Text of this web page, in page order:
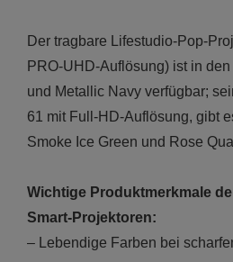
Der tragbare Lifestudio-Pop-
PRO-UHD-Auflösung) ist in
und Metallic Navy verfügbar;
61 mit Full-HD-Auflösung, gibt
Smoke Ice Green und Rose
Wichtige Produktmerkmale
Smart-Projektoren:
– Lebendige Farben bei